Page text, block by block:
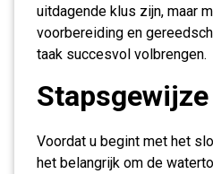
uitdagende klus zijn, maar
voorbereiding en
taak succesvol volbrengen.
Voordat u begint met het
het belangrijk om de